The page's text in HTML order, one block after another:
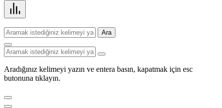
Ara
Aradığınız kelimeyi yazın ve entera basın, kapatmak için esc
butonuna tıklayın.